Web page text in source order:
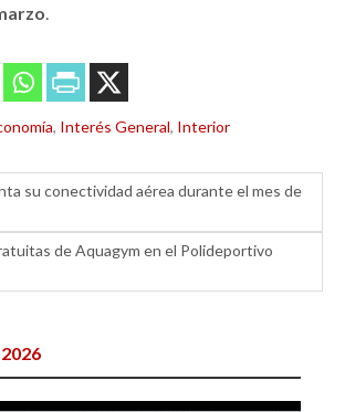
, Interés General, Interior
su conectividad aérea durante el mes de
de Aquagym en el Polideportivo